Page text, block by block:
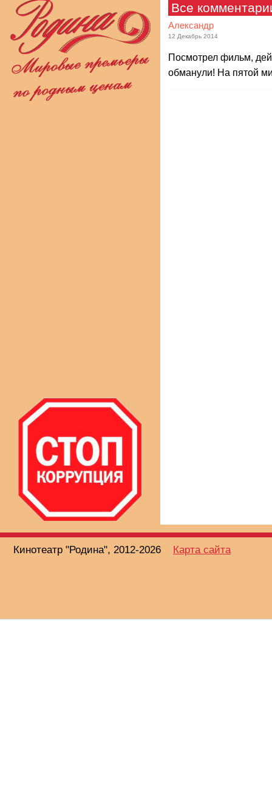
Все
Александр
12 Декабрь 2014
Посмотрел фильм,
обманули! На пятой
Кинотеатр "Родина", 2012-2026 Карта сайта